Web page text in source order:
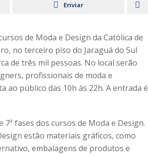
Enviar
de Moda e Design da Católica de
no terceiro piso do Jaraguá do Sul
de três mil pessoas. No local serão
profissionais de moda e
ao público das 10h às 22h. A entrada é
fases dos cursos de Moda e Design.
estão materiais gráficos, como
embalagens de produtos e